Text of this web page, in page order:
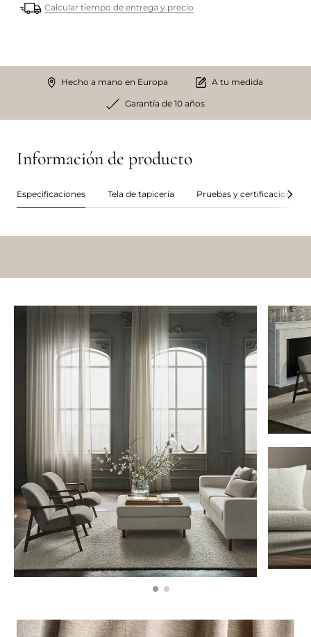
Calcular tiempo de entrega y precio
Hecho a mano en Europa A tu medida
Garantía de 10 años
Información de producto
Especificaciones Tela de tapicería Pruebas y certificaciones